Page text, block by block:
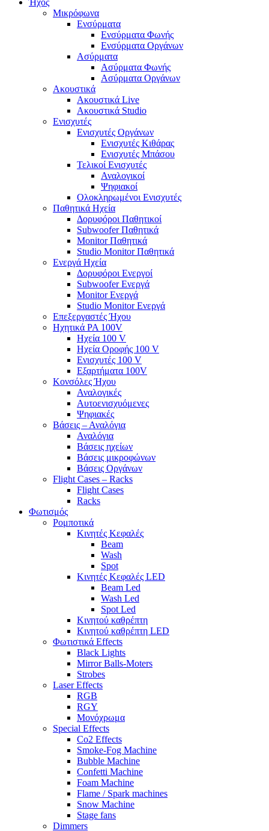
Ήχος
Μικρόφωνα
Ενσύρματα
Ενσύρματα Φωνής
Ενσύρματα Οργάνων
Ασύρματα
Ασύρματα Φωνής
Ασύρματα Οργάνων
Ακουστικά
Ακουστικά Live
Ακουστικά Studio
Ενισχυτές
Ενισχυτές Οργάνων
Ενισχυτές Κιθάρας
Ενισχυτές Μπάσου
Τελικοί Ενισχυτές
Αναλογικοί
Ψηφιακοί
Ολοκληρωμένοι Ενισχυτές
Παθητικά Ηχεία
Δορυφόροι Παθητικοί
Subwoofer Παθητικά
Monitor Παθητικά
Studio Monitor Παθητικά
Ενεργά Ηχεία
Δορυφόροι Ενεργοί
Subwoofer Ενεργά
Monitor Ενεργά
Studio Monitor Ενεργά
Επεξεργαστές Ήχου
Ηχητικά PA 100V
Ηχεία 100 V
Ηχεία Οροφής 100 V
Ενισχυτές 100 V
Εξαρτήματα 100V
Κονσόλες Ήχου
Αναλογικές
Αυτοενισχυόμενες
Ψηφιακές
Βάσεις – Αναλόγια
Αναλόγια
Βάσεις ηχείων
Βάσεις μικροφώνων
Βάσεις Οργάνων
Flight Cases – Racks
Flight Cases
Racks
Φωτισμός
Ρομποτικά
Κινητές Κεφαλές
Beam
Wash
Spot
Κινητές Κεφαλές LED
Beam Led
Wash Led
Spot Led
Κινητού καθρέπτη
Κινητού καθρέπτη LED
Φωτιστικά Effects
Black Lights
Mirror Balls-Moters
Strobes
Laser Effects
RGB
RGY
Μονόχρωμα
Special Effects
Co2 Effects
Smoke-Fog Machine
Bubble Machine
Confetti Machine
Foam Machine
Flame / Spark machines
Snow Machine
Stage fans
Dimmers